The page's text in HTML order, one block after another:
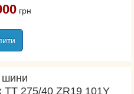
грн
шини
TT 275/40 ZR19 101Y